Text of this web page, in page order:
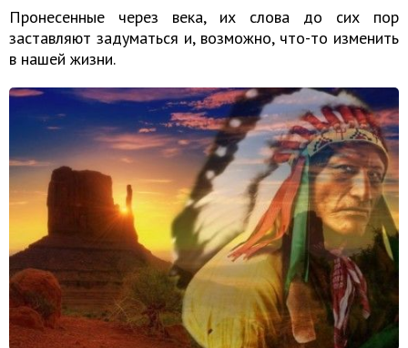
Пронесенные через века, их слова до сих пор
заставляют задуматься и, возможно, что-то изменить
в нашей жизни.